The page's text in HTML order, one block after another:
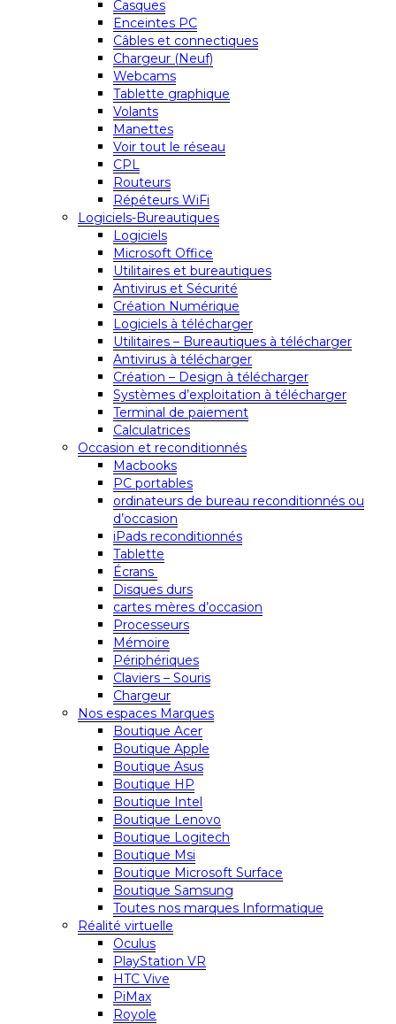
Casques
Enceintes PC
Câbles et connectiques
Chargeur (Neuf)
Webcams
Tablette graphique
Volants
Manettes
Voir tout le réseau
CPL
Routeurs
Répéteurs WiFi
Logiciels-Bureautiques
Logiciels
Microsoft Office
Utilitaires et bureautiques
Antivirus et Sécurité
Création Numérique
Logiciels à télécharger
Utilitaires – Bureautiques à télécharger
Antivirus à télécharger
Création – Design à télécharger
Systèmes d’exploitation à télécharger
Terminal de paiement
Calculatrices
Occasion et reconditionnés
Macbooks
PC portables
ordinateurs de bureau reconditionnés ou
d’occasion
iPads reconditionnés
Tablette
Écrans
Disques durs
cartes mères d’occasion
Processeurs
Mémoire
Périphériques
Claviers – Souris
Chargeur
Nos espaces Marques
Boutique Acer
Boutique Apple
Boutique Asus
Boutique HP
Boutique Intel
Boutique Lenovo
Boutique Logitech
Boutique Msi
Boutique Microsoft Surface
Boutique Samsung
Toutes nos marques Informatique
Réalité virtuelle
Oculus
PlayStation VR
HTC Vive
PiMax
Royole